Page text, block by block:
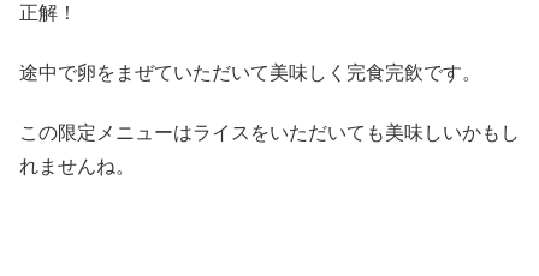
正解！
途中で卵をまぜていただいて美味しく完食完飲です。
この限定メニューはライスをいただいても美味しいかもし
れませんね。